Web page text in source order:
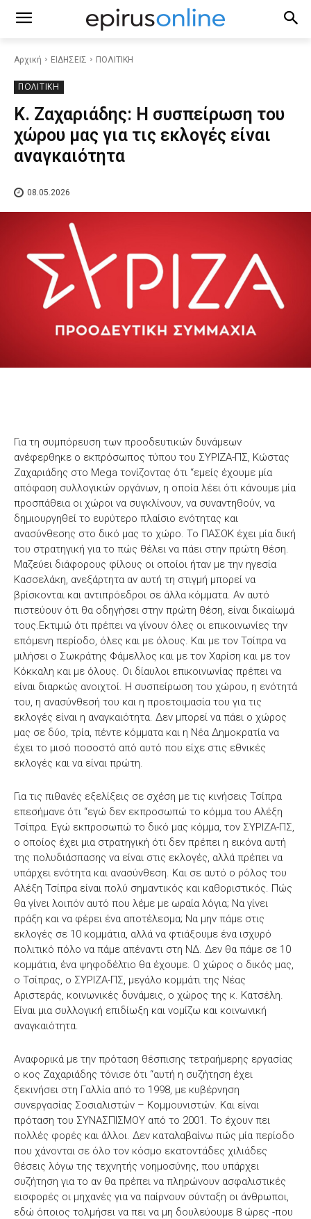
Αρχική ΕΙΔΗΣΕΙΣ ΠΟΛΙΤΙΚΗ
ΠΟΛΙΤΙΚΗ
Κ. Ζαχαριάδης: Η συσπείρωση του
χώρου μας για τις εκλογές είναι
αναγκαιότητα
08.05.2026
Για τη συμπόρευση των προοδευτικών δυνάμεων
ανέφερθηκε ο εκπρόσωπος τύπου του ΣΥΡΙΖΑ-ΠΣ, Κώστας
Ζαχαριάδης στο Mega τονίζοντας ότι “εμείς έχουμε μία
απόφαση συλλογικών οργάνων, η οποία λέει ότι κάνουμε μία
προσπάθεια οι χώροι να συγκλίνουν, να συναντηθούν, να
δημιουργηθεί το ευρύτερο πλαίσιο ενότητας και
ανασύνθεσης στο δικό μας το χώρο. Το ΠΑΣΟΚ έχει μία δική
του στρατηγική για το πώς θέλει να πάει στην πρώτη θέση.
Μαζεύει διάφορους φίλους οι οποίοι ήταν με την ηγεσία
Κασσελάκη, ανεξάρτητα αν αυτή τη στιγμή μπορεί να
βρίσκονται και αντιπρόεδροι σε άλλα κόμματα. Αν αυτό
πιστεύουν ότι θα οδηγήσει στην πρώτη θέση, είναι δικαίωμά
τους.Εκτιμώ ότι πρέπει να γίνουν όλες οι επικοινωνίες την
επόμενη περίοδο, όλες και με όλους. Και με τον Τσίπρα να
μιλήσει ο Σωκράτης Φάμελλος και με τον Χαρίση και με τον
Κόκκαλη και με όλους. Οι δίαυλοι επικοινωνίας πρέπει να
είναι διαρκώς ανοιχτοί. Η συσπείρωση του χώρου, η ενότητά
του, η ανασύνθεσή του και η προετοιμασία του για τις
εκλογές είναι η αναγκαιότητα. Δεν μπορεί να πάει ο χώρος
μας σε δύο, τρία, πέντε κόμματα και η Νέα Δημοκρατία να
έχει το μισό ποσοστό από αυτό που είχε στις εθνικές
εκλογές και να είναι πρώτη.
Για τις πιθανές εξελίξεις σε σχέση με τις κινήσεις Τσίπρα
επεσήμανε ότι “εγώ δεν εκπροσωπώ το κόμμα του Αλέξη
Τσίπρα. Εγώ εκπροσωπώ το δικό μας κόμμα, τον ΣΥΡΙΖΑ-ΠΣ,
ο οποίος έχει μια στρατηγική ότι δεν πρέπει η εικόνα αυτή
της πολυδιάσπασης να είναι στις εκλογές, αλλά πρέπει να
υπάρχει ενότητα και ανασύνθεση. Και σε αυτό ο ρόλος του
Αλέξη Τσίπρα είναι πολύ σημαντικός και καθοριστικός. Πώς
θα γίνει λοιπόν αυτό που λέμε με ωραία λόγια; Να γίνει
πράξη και να φέρει ένα αποτέλεσμα; Να μην πάμε στις
εκλογές σε 10 κομμάτια, αλλά να φτιάξουμε ένα ισχυρό
πολιτικό πόλο να πάμε απέναντι στη ΝΔ. Δεν θα πάμε σε 10
κομμάτια, ένα ψηφοδέλτιο θα έχουμε. Ο χώρος ο δικός μας,
ο Τσίπρας, ο ΣΥΡΙΖΑ-ΠΣ, μεγάλο κομμάτι της Νέας
Αριστεράς, κοινωνικές δυνάμεις, ο χώρος της κ. Κατσέλη.
Είναι μια συλλογική επιδίωξη και νομίζω και κοινωνική
αναγκαιότητα.
Αναφορικά με την πρόταση θέσπισης τετραήμερης εργασίας
ο κος Ζαχαριάδης τόνισε ότι “αυτή η συζήτηση έχει
ξεκινήσει στη Γαλλία από το 1998, με κυβέρνηση
συνεργασίας Σοσιαλιστών – Κομμουνιστών. Και είναι
πρόταση του ΣΥΝΑΣΠΙΣΜΟΥ από το 2001. Το έχουν πει
πολλές φορές και άλλοι. Δεν καταλαβαίνω πώς μία περίοδο
που χάνονται σε όλο τον κόσμο εκατοντάδες χιλιάδες
θέσεις λόγω της τεχνητής νοημοσύνης, που υπάρχει
συζήτηση για το αν θα πρέπει να πληρώνουν ασφαλιστικές
εισφορές οι μηχανές για να παίρνουν σύνταξη οι άνθρωποι,
εδώ όποιος τολμήσει να πει να μη δουλεύουμε 8 ώρες -που